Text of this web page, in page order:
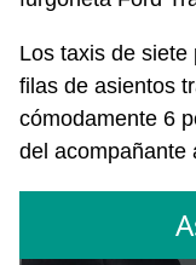
Los taxis de
filas de asientos
cómodamente 6
del acompañante